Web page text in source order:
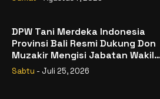
DPW Tani Merdeka Indonesia
Provinsi Bali Resmi Dukung Don
Muzakir Mengisi Jabatan Wakil
Menteri Pertanian RI
Sabtu - Juli 25, 2026